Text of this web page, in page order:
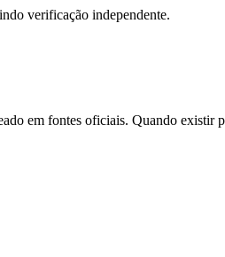
verificação independente.
em fontes oficiais. Quando existir